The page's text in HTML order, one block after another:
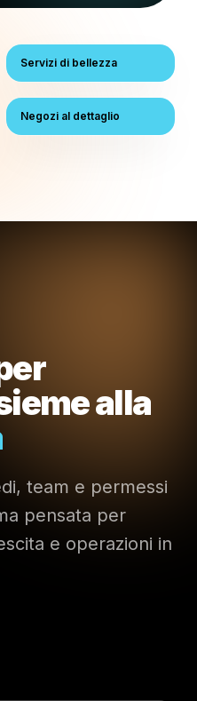
Servizi di bellezza
Negozi al dettaglio
alla
team e permessi
pensata per
e operazioni in